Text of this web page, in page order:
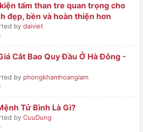
tấm than tre quan trọng cho
đẹp, bền và hoàn thiện hơn
by daiviet
Cắt Bao Quy Đầu Ở Hà Đông -
by phongkhamhoanglam
Tử Bình Là Gì?
by CuuDung